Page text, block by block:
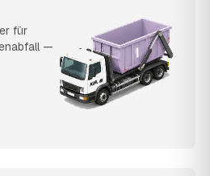
für
—